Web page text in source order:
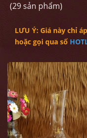
(29 sản phẩm)
LƯU Ý: Giá này chỉ
hoặc gọi qua số